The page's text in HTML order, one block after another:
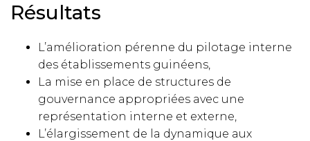
Résultats
L’amélioration pérenne du pilotage interne
des établissements guinéens,
La mise en place de structures de
gouvernance appropriées avec une
représentation interne et externe,
L’élargissement de la dynamique aux